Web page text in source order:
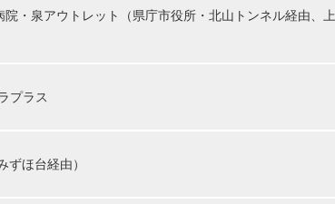
・泉アウトレット（県庁市役所・北山トンネル経由、上
プラス
ほ台経由）